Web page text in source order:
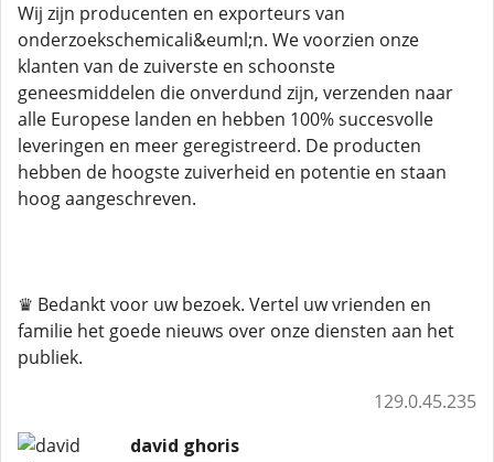
Wij zijn producenten en exporteurs van
onderzoekschemicali&euml;n. We voorzien onze
klanten van de zuiverste en schoonste
geneesmiddelen die onverdund zijn, verzenden naar
alle Europese landen en hebben 100% succesvolle
leveringen en meer geregistreerd. De producten
hebben de hoogste zuiverheid en potentie en staan ​​
hoog aangeschreven.
♛ Bedankt voor uw bezoek. Vertel uw vrienden en
familie het goede nieuws over onze diensten aan het
publiek.
129.0.45.235
david ghoris